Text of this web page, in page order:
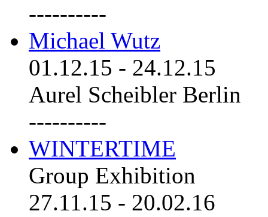
----------
Michael Wutz
01.12.15 - 24.12.15
Aurel Scheibler Berlin
----------
WINTERTIME
Group Exhibition
27.11.15 - 20.02.16